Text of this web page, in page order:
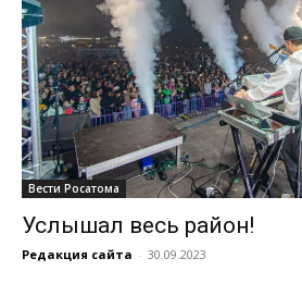
Вести Росатома
Услышал весь район!
Редакция сайта - 30.09.2023